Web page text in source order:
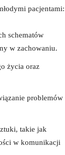
pacjentami:
schematów
w zachowaniu.
życia oraz
problemów
takie jak
w komunikacji